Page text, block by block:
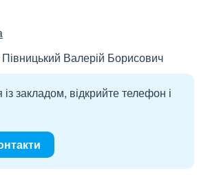
Валерій Борисович
закладом, відкрийте телефон і